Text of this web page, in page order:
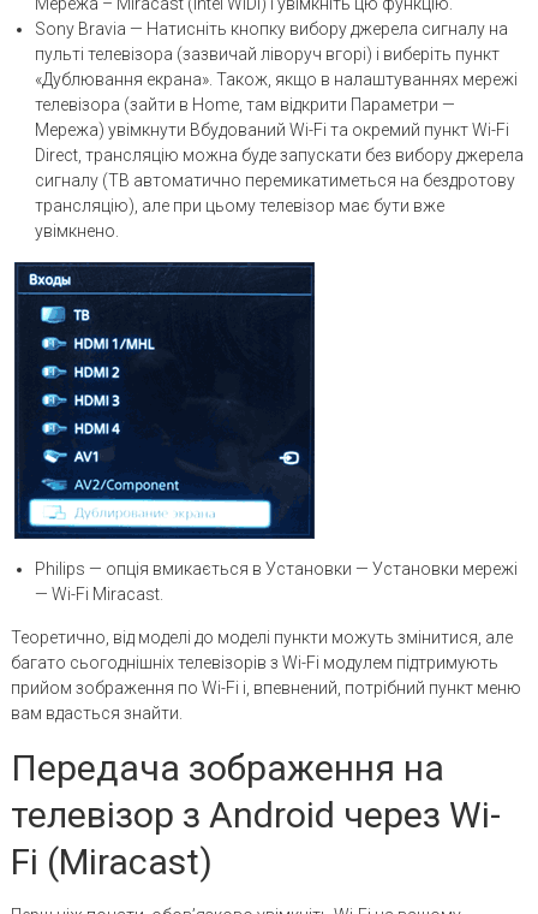
Sony Bravia — Натисніть кнопку вибору джерела сигналу на
пульті телевізора (зазвичай ліворуч вгорі) і виберіть пункт
«Дублювання екрана». Також, якщо в налаштуваннях мережі
телевізора (зайти в Home, там відкрити Параметри —
Мережа) увімкнути Вбудований Wi-Fi та окремий пункт Wi-Fi
Direct, трансляцію можна буде запускати без вибору джерела
сигналу (ТВ автоматично перемикатиметься на бездротову
трансляцію), але при цьому телевізор має бути вже
увімкнено.
Philips — опція вмикається в Установки — Установки мережі
— Wi-Fi Miracast.
Теоретично, від моделі до моделі пункти можуть змінитися, але
багато сьогоднішніх телевізорів з Wi-Fi модулем підтримують
прийом зображення по Wi-Fi і, впевнений, потрібний пункт меню
вам вдасться знайти.
Передача зображення на
телевізор з Android через Wi-
Fi (Miracast)